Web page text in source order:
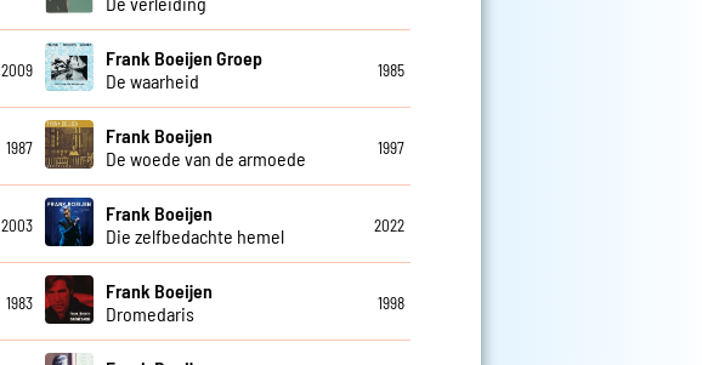
2009
Frank Boeijen Groep
De waarheid
1985
1987
Frank Boeijen
De woede van de armoede
1997
2003
Frank Boeijen
Die zelfbedachte hemel
2022
1983
Frank Boeijen
Dromedaris
1998